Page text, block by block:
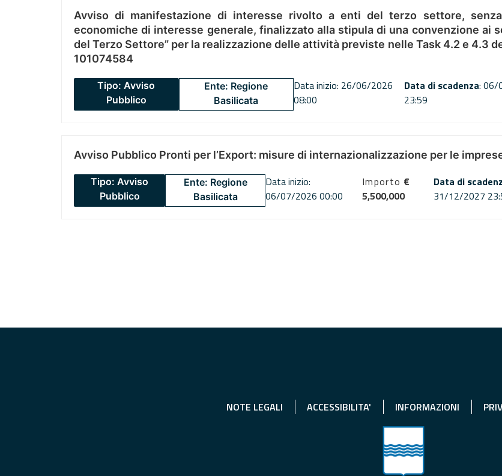
Avviso di manifestazione di interesse rivolto a enti del terzo settore,
economiche di interesse generale, finalizzato alla stipula di una convenzione ai
del Terzo Settore” per la realizzazione delle attività previste nelle Task 4.2 e 4.3
101074584
Tipo: Avviso
Pubblico
Ente: Regione
Basilicata
Data inizio: 26/06/2026
08:00
Data di scadenza: 06/
23:59
Avviso Pubblico Pronti per l’Export: misure di internazionalizzazione per le
Tipo: Avviso
Pubblico
Ente: Regione
Basilicata
Data inizio:
06/07/2026 00:00
Importo €
5,500,000
Data di
31/12/2027
NOTE LEGALI ACCESSIBILITA' INFORMAZIONI